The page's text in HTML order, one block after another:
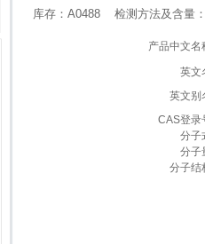
库存：A0488 检测方法及含量
产品中文名
英文
英文别
CAS登录
分子
分子
分子结